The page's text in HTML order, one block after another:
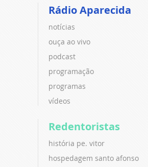
Rádio Aparecida
notícias
ouça ao vivo
podcast
programação
programas
vídeos
Redentoristas
história pe. vitor
hospedagem santo afonso